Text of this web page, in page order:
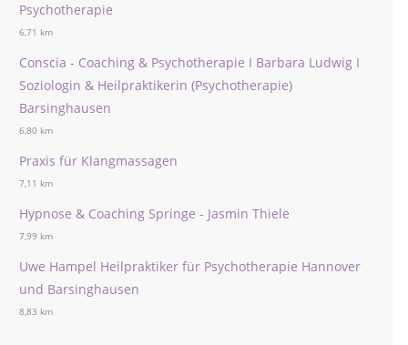
Psychotherapie
6,71 km
Conscia - Coaching & Psychotherapie I Barbara Ludwig I
Soziologin & Heilpraktikerin (Psychotherapie)
Barsinghausen
6,80 km
Praxis für Klangmassagen
7,11 km
Hypnose & Coaching Springe - Jasmin Thiele
7,99 km
Uwe Hampel Heilpraktiker für Psychotherapie Hannover
und Barsinghausen
8,83 km